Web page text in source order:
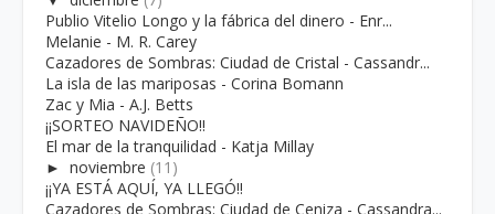
Publio Vitelio Longo y la fábrica del dinero - Enr...
Melanie - M. R. Carey
Cazadores de Sombras: Ciudad de Cristal - Cassandr...
La isla de las mariposas - Corina Bomann
Zac y Mia - A.J. Betts
¡¡SORTEO NAVIDEÑO!!
El mar de la tranquilidad - Katja Millay
► noviembre (11)
¡¡YA ESTÁ AQUÍ, YA LLEGÓ!!
Cazadores de Sombras: Ciudad de Ceniza - Cassandra...